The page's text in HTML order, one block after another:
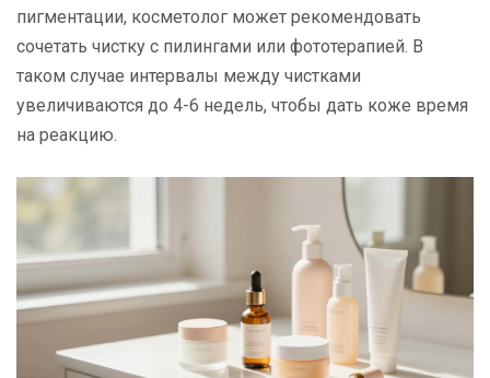
пигментации, косметолог может рекомендовать
сочетать чистку с пилингами или фототерапией. В
таком случае интервалы между чистками
увеличиваются до 4-6 недель, чтобы дать коже время
на реакцию.